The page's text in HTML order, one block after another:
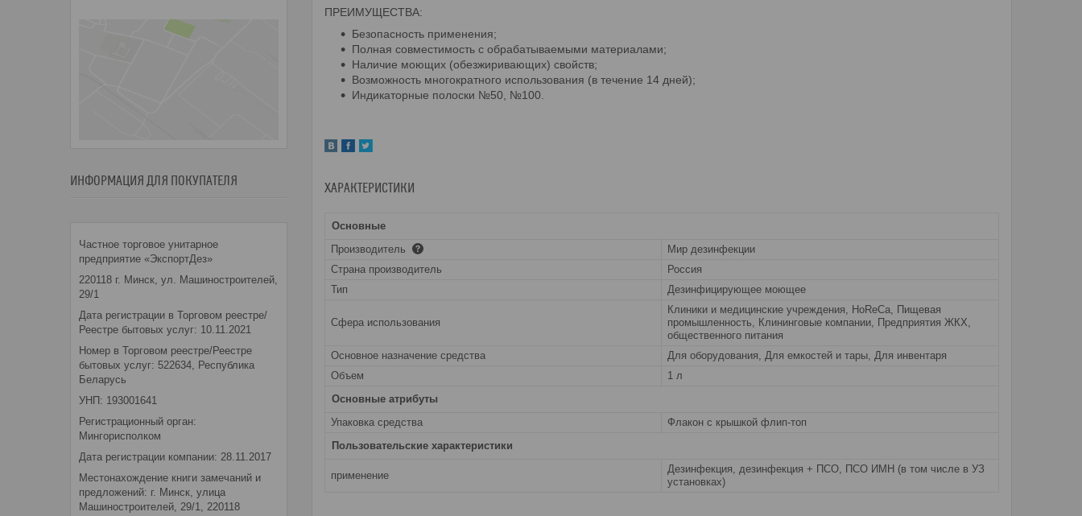
ПРЕИМУЩЕСТВА:
Безопасность применения;
Полная совместимость с обрабатываемыми материалами;
Наличие моющих (обезжиривающих) свойств;
Возможность многократного использования (в течение 14 дней);
Индикаторные полоски №50, №100.
ХАРАКТЕРИСТИКИ
Основные
Производитель
Мир дезинфекции
Страна производитель
Россия
Тип
Дезинфицирующее моющее
Сфера использования
Клиники и медицинские учреждения, HoReCa, Пищевая
промышленность, Клининговые компании, Предприятия ЖКХ,
общественного питания
Основное назначение средства
Для оборудования, Для емкостей и тары, Для инвентаря
Объем
1 л
Основные атрибуты
Упаковка средства
Флакон с крышкой флип-топ
Пользовательские характеристики
применение
Дезинфекция, дезинфекция + ПСО, ПСО ИМН (в том числе в УЗ
установках)
ИНФОРМАЦИЯ ДЛЯ ПОКУПАТЕЛЯ
Частное торговое унитарное
предприятие «ЭкспортДез»
220118 г. Минск, ул. Машиностроителей,
29/1
Дата регистрации в Торговом реестре/
Реестре бытовых услуг: 10.11.2021
Номер в Торговом реестре/Реестре
бытовых услуг: 522634, Республика
Беларусь
УНП: 193001641
Регистрационный орган:
Мингорисполком
Дата регистрации компании: 28.11.2017
Местонахождение книги замечаний и
предложений: г. Минск, улица
Машиностроителей, 29/1, 220118